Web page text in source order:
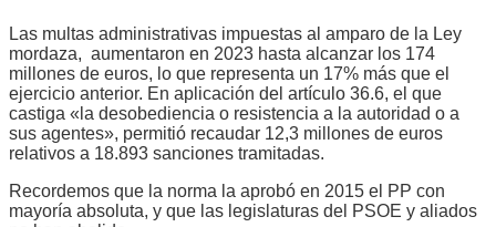
Las multas administrativas impuestas al amparo de la Ley
mordaza, aumentaron en 2023 hasta alcanzar los 174
millones de euros, lo que representa un 17% más que el
ejercicio anterior. En aplicación del artículo 36.6, el que
castiga «la desobediencia o resistencia a la autoridad o a
sus agentes», permitió recaudar 12,3 millones de euros
relativos a 18.893 sanciones tramitadas.
Recordemos que la norma la aprobó en 2015 el PP con
mayoría absoluta, y que las legislaturas del PSOE y aliados